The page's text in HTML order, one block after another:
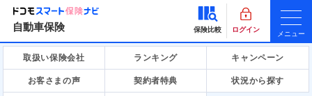
自動車保険 保険比較 ログイン
メニュー
取扱い保険会社 ランキング キャンペーン
お客さまの声 契約者特典 状況から探す